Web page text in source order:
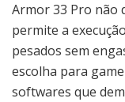
Armor 33 Pro não
permite a
pesados sem
escolha para
softwares que